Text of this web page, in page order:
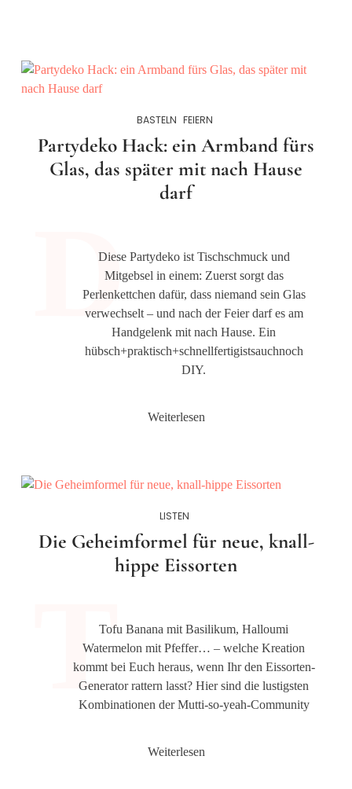
BASTELN FEIERN
Partydeko Hack: ein Armband fürs
Glas, das später mit nach Hause
darf
Diese Partydeko ist Tischschmuck und
Mitgebsel in einem: Zuerst sorgt das
Perlenkettchen dafür, dass niemand sein Glas
verwechselt – und nach der Feier darf es am
Handgelenk mit nach Hause. Ein
hübsch+praktisch+schnellfertigistsauchnoch
DIY.
Weiterlesen
LISTEN
Die Geheimformel für neue, knall-
hippe Eissorten
Tofu Banana mit Basilikum, Halloumi
Watermelon mit Pfeffer… – welche Kreation
kommt bei Euch heraus, wenn Ihr den Eissorten-
Generator rattern lasst? Hier sind die lustigsten
Kombinationen der Mutti-so-yeah-Community
Weiterlesen